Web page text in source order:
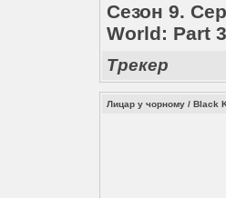
Сезон 9.
World: Part
Трекер
Лицар у чорному / Black